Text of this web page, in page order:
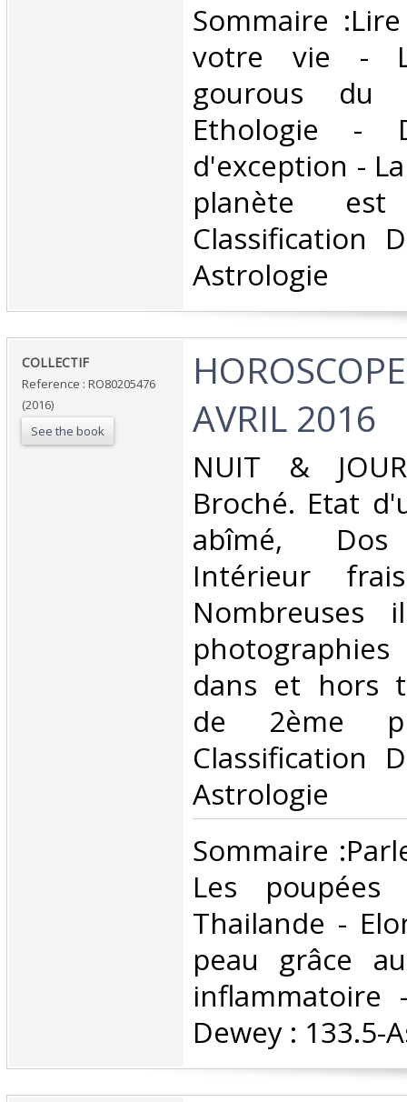
‎Sommaire
votre vie -
gourous
Ethologie -
d'exception -
planète
Classification
Astrologie‎
‎COLLECTIF‎
Reference : RO80205476
(2016)
See the book
AVRIL 2016‎
‎NUIT &
Broché. Etat
abîmé, Dos
Intérieur
Nombreuses
dans et hors
de 2ème
Classification
Astrologie‎
‎Sommaire
Les poupées
Thailande -
peau grâce
inflammatoire
Dewey : 133.5-